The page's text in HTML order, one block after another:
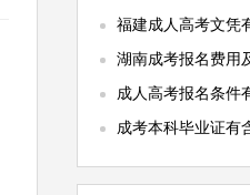
福建成人高考文凭
湖南成考报名费用
成人高考报名条件
成考本科毕业证有